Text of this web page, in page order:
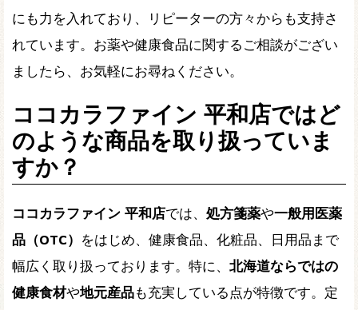
にも力を入れており、リピーターの方々からも支持さ
れています。お薬や健康食品に関するご相談がござい
ましたら、お気軽にお尋ねください。
ココカラファイン 平和店ではど
のような商品を取り扱っていま
すか？
ココカラファイン 平和店では、 処方箋薬や一般用医薬
品（OTC） をはじめ、健康食品、化粧品、日用品まで
幅広く取り扱っております。特に、 北海道ならではの
健康食材や地元産品も充実している点が特徴です。定